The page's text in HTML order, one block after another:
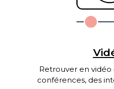
Retrouver en vidéo
conférences, des